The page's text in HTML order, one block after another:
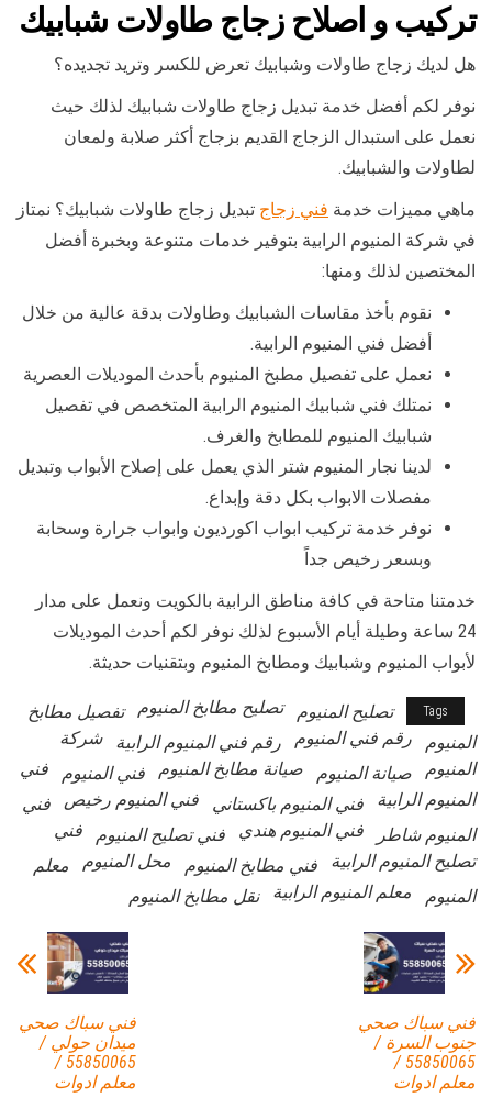
تركيب و اصلاح زجاج طاولات شبابيك
هل لديك زجاج طاولات وشبابيك تعرض للكسر وتريد تجديده؟
نوفر لكم أفضل خدمة تبديل زجاج طاولات شبابيك لذلك حيث
نعمل على استبدال الزجاج القديم بزجاج أكثر صلابة ولمعان
لطاولات والشبابيك.
ماهي مميزات خدمة فني زجاج تبديل زجاج طاولات شبابيك؟ نمتاز
في شركة المنيوم الرابية بتوفير خدمات متنوعة وبخبرة أفضل
المختصين لذلك ومنها:
نقوم بأخذ مقاسات الشبابيك وطاولات بدقة عالية من خلال
أفضل فني المنيوم الرابية.
نعمل على تفصيل مطبخ المنيوم بأحدث الموديلات العصرية
نمتلك فني شبابيك المنيوم الرابية المتخصص في تفصيل
شبابيك المنيوم للمطابخ والغرف.
لدينا نجار المنيوم شتر الذي يعمل على إصلاح الأبواب وتبديل
مفصلات الابواب بكل دقة وإبداع.
نوفر خدمة تركيب ابواب اكورديون وابواب جرارة وسحابة
وبسعر رخيص جداً
خدمتنا متاحة في كافة مناطق الرابية بالكويت ونعمل على مدار
24 ساعة وطيلة أيام الأسبوع لذلك نوفر لكم أحدث الموديلات
لأبواب المنيوم وشبابيك ومطابخ المنيوم وبتقنيات حديثة.
Tags تصليح المنيوم تصليح مطابخ المنيوم
تفصيل مطابخ
المنيوم
رقم فني المنيوم رقم فني المنيوم الرابية
شركة
المنيوم
صيانة المنيوم صيانة مطابخ المنيوم فني المنيوم
فني
المنيوم الرابية
فني المنيوم باكستاني فني المنيوم رخيص
فني
المنيوم شاطر
فني المنيوم هندي فني تصليح المنيوم
فني
تصليح المنيوم الرابية
فني مطابخ المنيوم محل المنيوم
معلم
المنيوم
معلم المنيوم الرابية نقل مطابخ المنيوم
فني سباك صحي
ميدان حولي /
55850065 /
معلم ادوات
فني سباك صحي
جنوب السرة /
55850065 /
معلم ادوات